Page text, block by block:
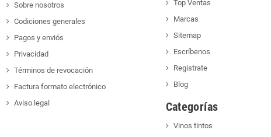
Sobre nosotros
Codiciones generales
Pagos y enviós
Privacidad
Términos de revocación
Factura formato electrónico
Aviso legal
Top Ventas
Marcas
Sitemap
Escríbenos
Registrate
Blog
Categorías
Vinos tintos